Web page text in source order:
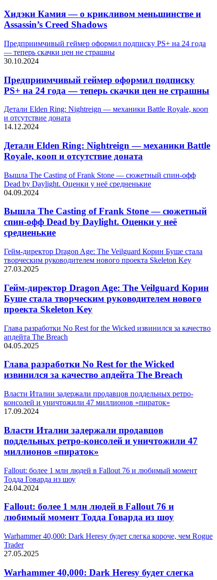
Хидэки Камия — о крикливом меньшинстве и
Assassin’s Creed Shadows
Предприимчивый геймер оформил подписку PS+ на 24 года
— теперь скачки цен не страшны
30.10.2024
Предприимчивый геймер оформил подписку
PS+ на 24 года — теперь скачки цен не страшны
Детали Elden Ring: Nightreign — механики Battle Royale, кооп
и отсутствие доната
14.12.2024
Детали Elden Ring: Nightreign — механики Battle
Royale, кооп и отсутствие доната
Вышла The Casting of Frank Stone — сюжетный спин-офф
Dead by Daylight. Оценки у неё средненькие
04.09.2024
Вышла The Casting of Frank Stone — сюжетный
спин-офф Dead by Daylight. Оценки у неё
средненькие
Гейм-директор Dragon Age: The Veilguard Корин Буше стала
творческим руководителем нового проекта Skeleton Key
27.03.2025
Гейм-директор Dragon Age: The Veilguard Корин
Буше стала творческим руководителем нового
проекта Skeleton Key
Глава разработки No Rest for the Wicked извинился за качество
апдейта The Breach
04.05.2025
Глава разработки No Rest for the Wicked
извинился за качество апдейта The Breach
Власти Италии задержали продавцов поддельных ретро-
консолей и уничтожили 47 миллионов «пираток»
17.09.2024
Власти Италии задержали продавцов
поддельных ретро-консолей и уничтожили 47
миллионов «пираток»
Fallout: более 1 млн людей в Fallout 76 и любимый момент
Тодда Говарда из шоу
24.04.2024
Fallout: более 1 млн людей в Fallout 76 и
любимый момент Тодда Говарда из шоу
Warhammer 40,000: Dark Heresy будет слегка короче, чем Rogue
Trader
27.05.2025
Warhammer 40,000: Dark Heresy будет слегка